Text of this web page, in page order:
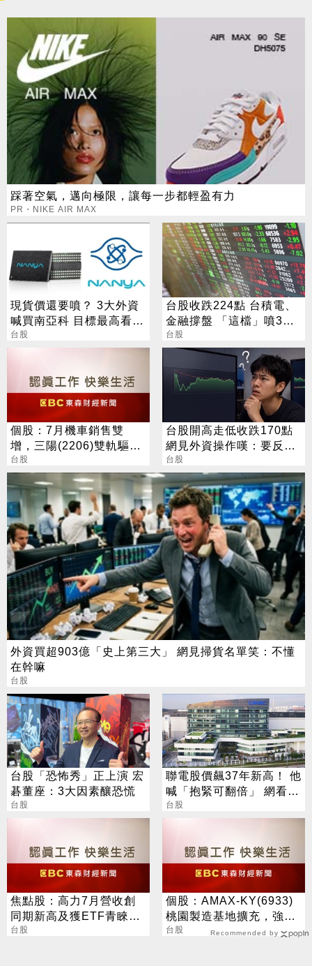
踩著空氣，邁向極限，讓每一步都輕盈有力
PR・NIKE AIR MAX
現貨價還要噴？ 3大外資
喊買南亞科 目標最高看到
650
台股
台股收跌224點 台積電、
金融撐盤 「這檔」噴3%
創新高
台股
個股：7月機車銷售雙
增，三陽(2206)雙軌驅動
46.2%市占率居冠
台股
台股開高走低收跌170點
網見外資操作嘆：要反轉
了嗎？
台股
外資買超903億「史上第三大」 網見掃貨名單笑：不懂
在幹嘛
台股
台股「恐怖秀」正上演 宏
碁董座：3大因素釀恐慌
台股
聯電股價飆37年新高！ 他
喊「抱緊可翻倍」 網看法
兩極
台股
焦點股：高力7月營收創
同期新高及獲ETF青睞，
盤中股價亮燈突破半年線
台股
個股：AMAX-KY(6933)
桃園製造基地擴充，強化
AI/HPC與液冷整櫃級交
台股 Recommended by